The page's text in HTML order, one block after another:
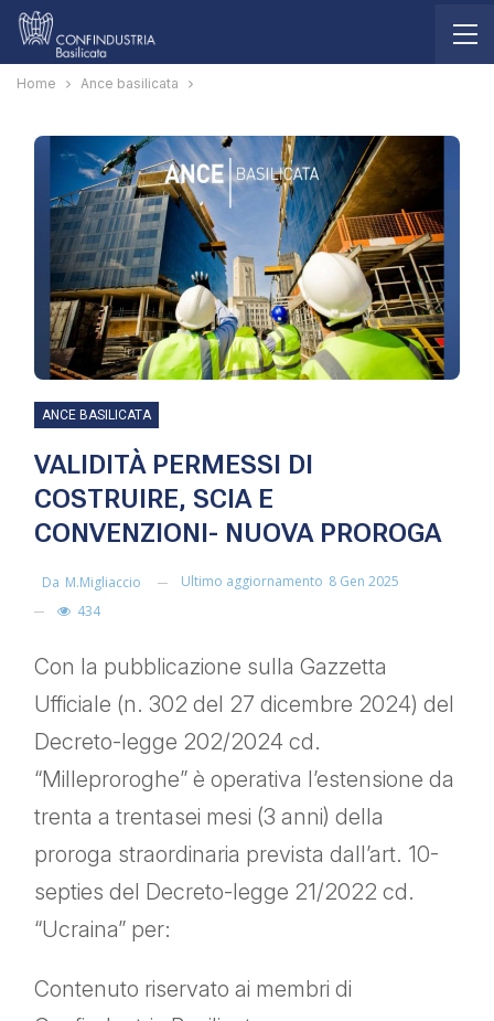
Home Ance basilicata
ANCE BASILICATA
VALIDITÀ PERMESSI DI
COSTRUIRE, SCIA E
CONVENZIONI- NUOVA PROROGA
Da M.migliaccio Ultimo aggiornamento 8 Gen 2025
434
Con la pubblicazione sulla Gazzetta
Ufficiale (n. 302 del 27 dicembre 2024) del
Decreto-legge 202/2024 cd.
“Milleproroghe” è operativa l’estensione da
trenta a trentasei mesi (3 anni) della
proroga straordinaria prevista dall’art. 10-
septies del Decreto-legge 21/2022 cd.
“Ucraina” per:
Contenuto riservato ai membri di